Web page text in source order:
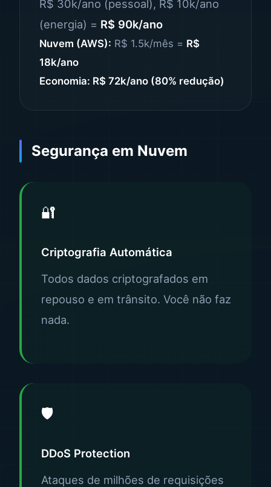
R$ 30k/ano (pessoal), R$ 10k/ano
(energia) = R$ 90k/ano
Nuvem (AWS): R$ 1.5k/mês = R$
18k/ano
Economia: R$ 72k/ano (80% redução)
Segurança em Nuvem
🔐
Criptografia Automática
Todos dados criptografados em
repouso e em trânsito. Você não faz
nada.
🛡️
DDoS Protection
Ataques de milhões de requisições